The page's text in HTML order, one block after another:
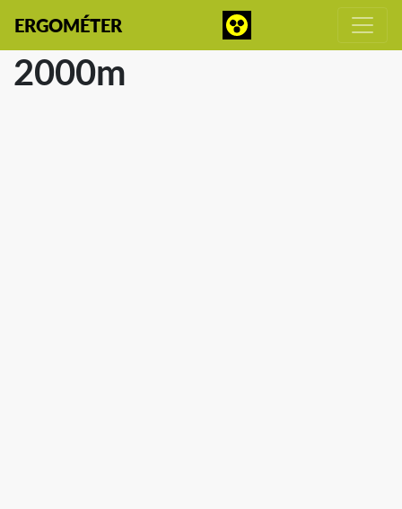
ERGOMÉTER
2000m